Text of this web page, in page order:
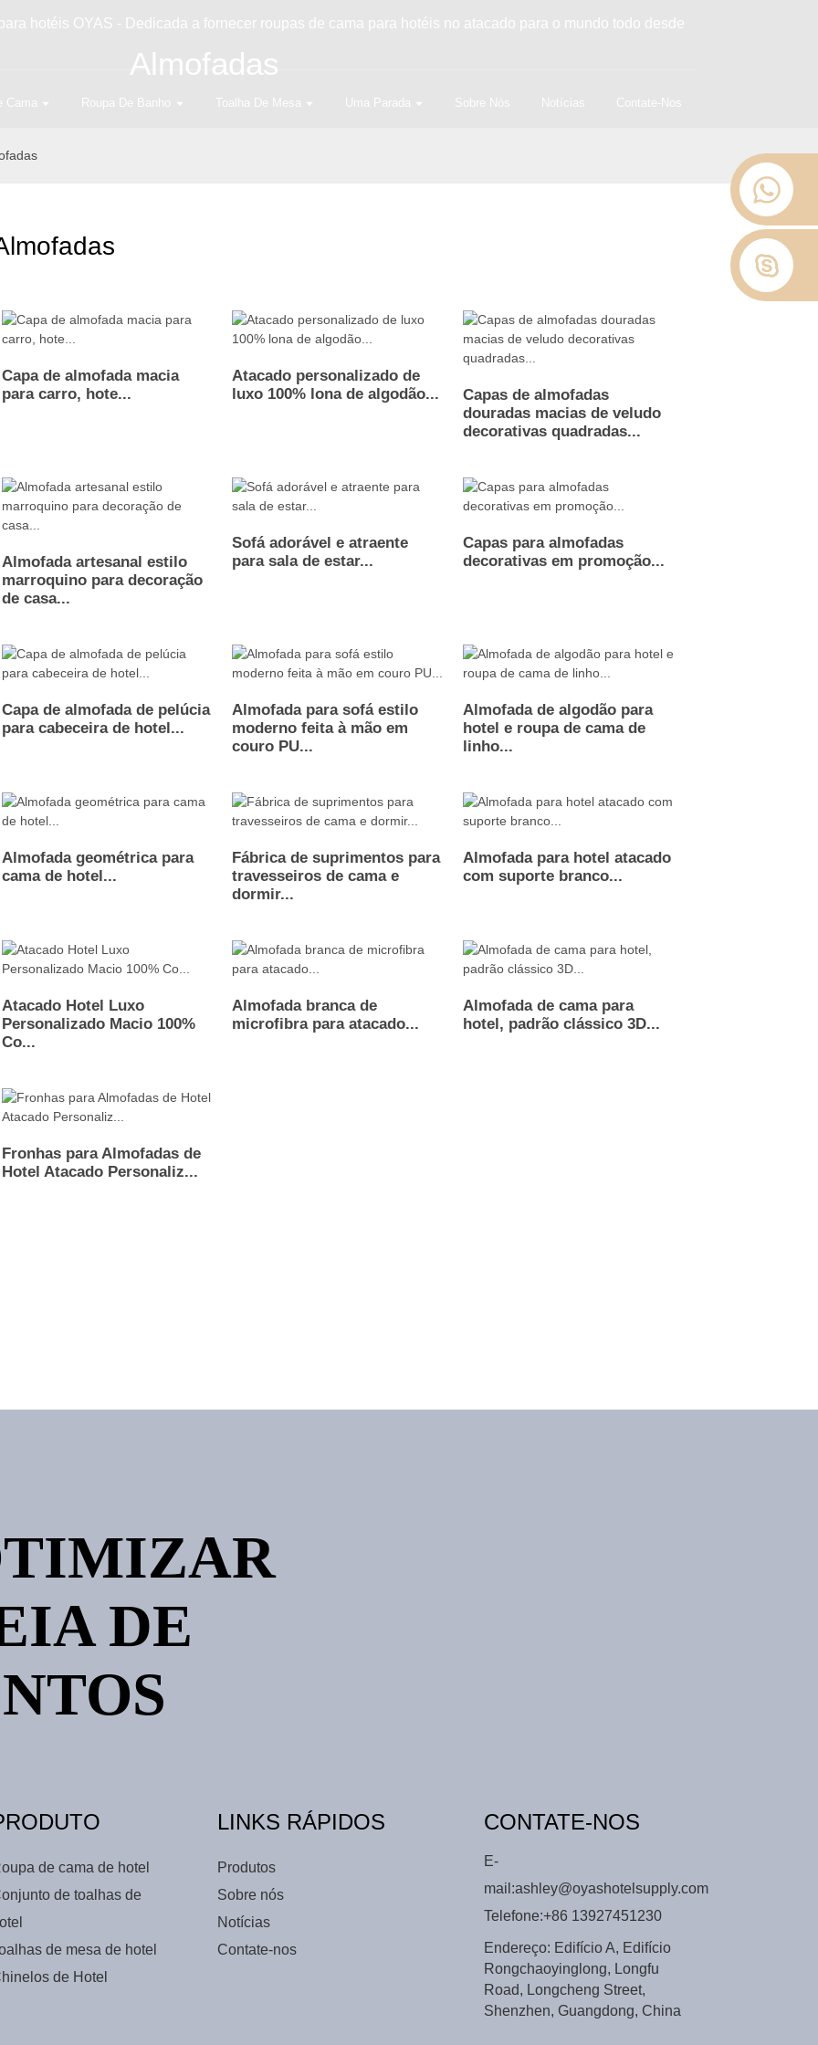
hotéis OYAS - Dedicada a fornecer roupas de cama para hotéis no atacado para o mundo todo desde
Cama Roupa De Banho Toalha De Mesa Uma Parada Sobre Nós Notícias Contate-Nos
Almofadas
Capa de almofada macia
para carro, hote...
Atacado personalizado de
luxo 100% lona de algodão...
Capas de almofadas
douradas macias de veludo
decorativas quadradas...
Almofada artesanal estilo
marroquino para decoração
de casa...
Sofá adorável e atraente
para sala de estar...
Capas para almofadas
decorativas em promoção...
Capa de almofada de pelúcia
para cabeceira de hotel...
Almofada para sofá estilo
moderno feita à mão em
couro PU...
Almofada de algodão para
hotel e roupa de cama de
linho...
Almofada geométrica para
cama de hotel...
Fábrica de suprimentos para
travesseiros de cama e
dormir...
Almofada para hotel atacado
com suporte branco...
Atacado Hotel Luxo
Personalizado Macio 100%
Co...
Almofada branca de
microfibra para atacado...
Almofada de cama para
hotel, padrão clássico 3D...
Fronhas para Almofadas de
Hotel Atacado Personaliz...
DE
de cama de hotel
de toalhas de
de mesa de hotel
de Hotel
LINKS RÁPIDOS
Produtos
Sobre nós
Notícias
Contate-nos
CONTATE-NOS
E-
mail:ashley@oyashotelsupply.com
Telefone:+86 13927451230
Endereço: Edifício A, Edifício
Rongchaoyinglong, Longfu
Road, Longcheng Street,
Shenzhen, Guangdong, China